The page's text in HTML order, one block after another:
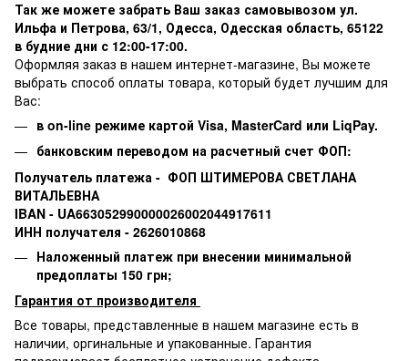
Так же можете забрать Ваш заказ самовывозом ул.
Ильфа и Петрова, 63/1, Одесса, Одесская область, 65122
в будние дни с 12:00-17:00.
Оформляя заказ в нашем интернет-магазине, Вы можете
выбрать способ оплаты товара, который будет лучшим для
Вас:
в on-line режиме картой Visa, MasterCard или LiqPay.
банковским переводом на расчетный счет ФОП:
Получатель платежа - ФОП ШТИМЕРОВА СВЕТЛАНА
ВИТАЛЬЕВНА
IBAN - UA663052990000026002044917611
ИНН получателя - 2626010868
Наложенный платеж при внесении минимальной
предоплаты 150 грн;
Гарантия от производителя
Все товары, представленные в нашем магазине есть в
наличии, оргинальные и упакованные. Гарантия